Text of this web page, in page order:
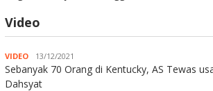
Video
VIDEO 13/12/2021
Sebanyak 70 Orang di Kentucky, AS Tewas
Dahsyat